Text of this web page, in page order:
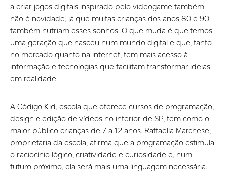
a criar jogos digitais inspirado pelo videogame também
não é novidade, já que muitas crianças dos anos 80 e 90
também nutriam esses sonhos. O que muda é que temos
uma geração que nasceu num mundo digital e que, tanto
no mercado quanto na internet, tem mais acesso à
informação e tecnologias que facilitam transformar ideias
em realidade.
A Código Kid, escola que oferece cursos de programação,
design e edição de vídeos no interior de SP, tem como o
maior público crianças de 7 a 12 anos. Raffaella Marchese,
proprietária da escola, afirma que a programação estimula
o raciocínio lógico, criatividade e curiosidade e, num
futuro próximo, ela será mais uma linguagem necessária.